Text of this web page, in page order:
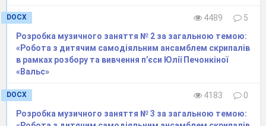
Мета: збір очікувань. Завдання: приклеїти
стікери з написаними батьками очікуваннями
від тренінгу на верхню частину годинника.
Вправа «Асоціації» (7 хвилин )
одному іграшку, називаючи якомога більше
асоціацій до слова «здоров’я»:
• успіх;
DOCX 4489
5
Розробка музичного заняття № 2 за загальною темою:
«Робота з дитячим самодіяльним ансамблем скрипалів
в рамках розбору та вивчення п’єси Юлії Печонкіної
«Вальс»
DOCX 4183
0
Розробка музичного заняття № 3 за загальною темою: